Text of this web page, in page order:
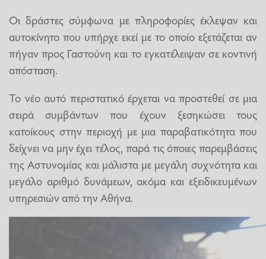
Οι δράστες σύμφωνα με πληροφορίες έκλεψαν και
αυτοκίνητο που υπήρχε εκεί με το οποίο εξετάζεται αν
πήγαν προς Γαστούνη και το εγκατέλειψαν σε κοντινή
απόσταση.
Το νέο αυτό περιστατικό έρχεται να προστεθεί σε μια
σειρά συμβάντων που έχουν ξεσηκώσει τους
κατοίκους στην περιοχή με μια παραβατικότητα που
δείχνει να μην έχει τέλος, παρά τις όποιες παρεμβάσεις
της Αστυνομίας και μάλιστα με μεγάλη συχνότητα και
μεγάλο αριθμό δυνάμεων, ακόμα και εξειδικευμένων
υπηρεσιών από την Αθήνα.